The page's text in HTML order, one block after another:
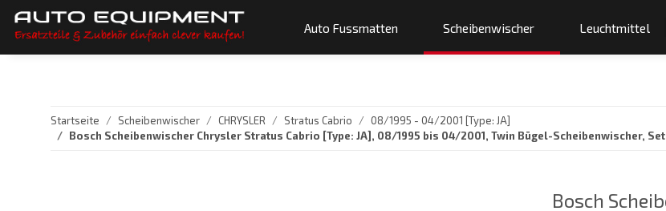
Auto Fussmatten Scheibenwischer Leuchtmittel
Startseite Scheibenwischer CHRYSLER Stratus Cabrio
08/1995 - 04/2001 [Type: JA]
Bosch Scheibenwischer Chrysler Stratus Cabrio [Type: JA], 08/1995 bis 04/2001, Twin Bügel-Scheibenwischer,
Bosch